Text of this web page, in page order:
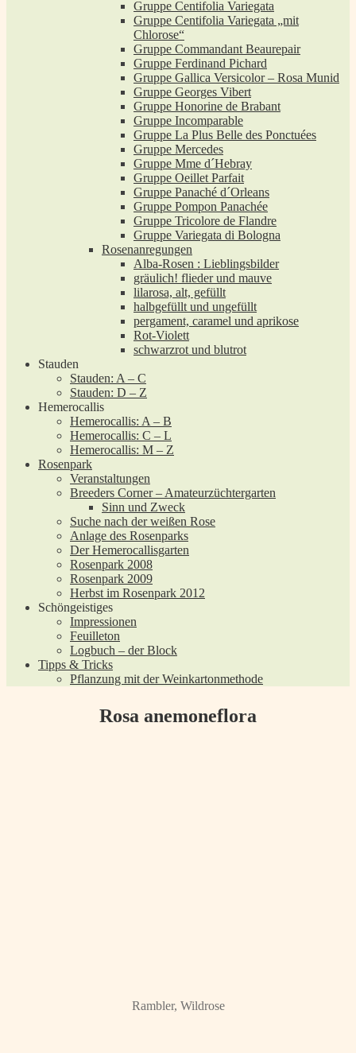
Gruppe Centifolia Variegata
Gruppe Centifolia Variegata „mit
Chlorose“
Gruppe Commandant Beaurepair
Gruppe Ferdinand Pichard
Gruppe Gallica Versicolor – Rosa Munid
Gruppe Georges Vibert
Gruppe Honorine de Brabant
Gruppe Incomparable
Gruppe La Plus Belle des Ponctuées
Gruppe Mercedes
Gruppe Mme d´Hebray
Gruppe Oeillet Parfait
Gruppe Panaché d´Orleans
Gruppe Pompon Panachée
Gruppe Tricolore de Flandre
Gruppe Variegata di Bologna
Rosenanregungen
Alba-Rosen : Lieblingsbilder
gräulich! flieder und mauve
lilarosa, alt, gefüllt
halbgefüllt und ungefüllt
pergament, caramel und aprikose
Rot-Violett
schwarzrot und blutrot
Stauden
Stauden: A – C
Stauden: D – Z
Hemerocallis
Hemerocallis: A – B
Hemerocallis: C – L
Hemerocallis: M – Z
Rosenpark
Veranstaltungen
Breeders Corner – Amateurzüchtergarten
Sinn und Zweck
Suche nach der weißen Rose
Anlage des Rosenparks
Der Hemerocallisgarten
Rosenpark 2008
Rosenpark 2009
Herbst im Rosenpark 2012
Schöngeistiges
Impressionen
Feuilleton
Logbuch – der Block
Tipps & Tricks
Pflanzung mit der Weinkartonmethode
Rosa anemoneflora
Rambler, Wildrose